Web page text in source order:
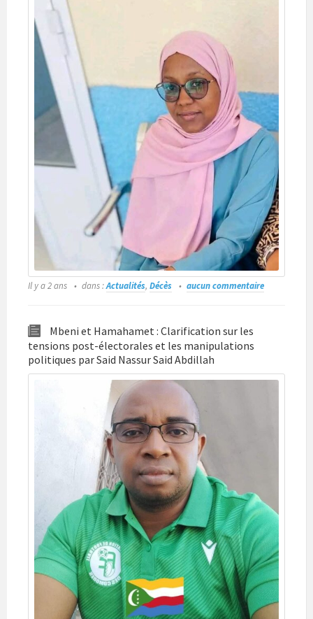
Il y a 2 ans dans :Actualités, Décès aucun commentaire
Mbeni et Hamahamet : Clarification sur les
tensions post-électorales et les manipulations
politiques par Said Nassur Said Abdillah